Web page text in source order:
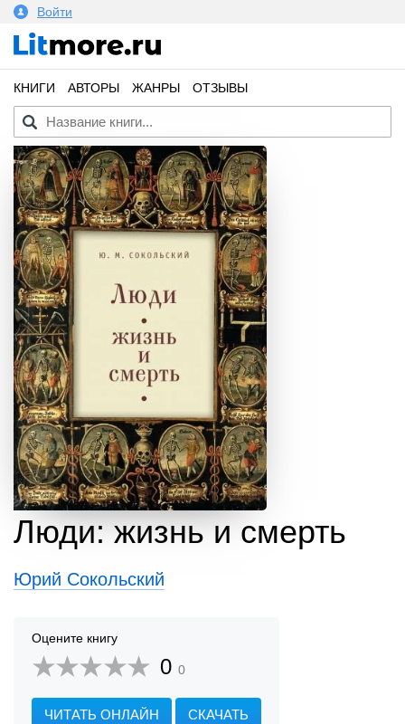
Войти
КНИГИ АВТОРЫ ЖАНРЫ ОТЗЫВЫ
Люди: жизнь и смерть
Юрий Сокольский
Оцените книгу
0 0
ЧИТАТЬ ОНЛАЙН СКАЧАТЬ